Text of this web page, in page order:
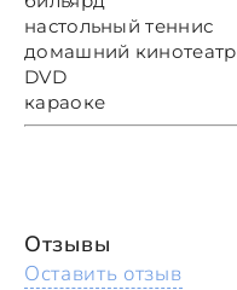
настольный теннис
домашний кинотеатр
DVD
караоке
Отзывы
Оставить отзыв